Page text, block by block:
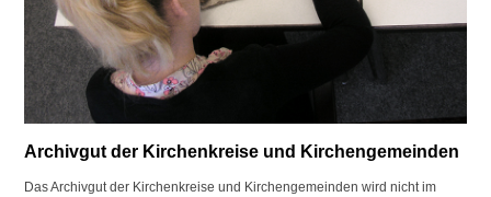
Archivgut der Kirchenkreise und Kirchengemeinden
Das Archivgut der Kirchenkreise und Kirchengemeinden wird nicht im